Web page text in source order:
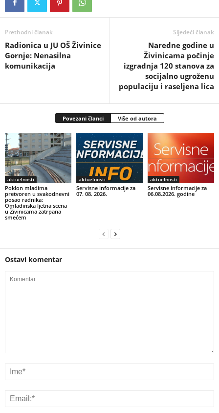
Prethodni članak
Radionica u JU OŠ Živinice
Gornje: Nenasilna
komunikacija
Sljedeći članak
Naredne godine u
Živinicama počinje
izgradnja 120 stanova za
socijalno ugroženu
populaciju i raseljena lica
Povezani članci Više od autora
aktuelnosti
Poklon mladima
pretvoren u svakodnevni
posao radnika:
Omladinska ljetna scena
u Živinicama zatrpana
smećem
aktuelnosti
Servisne informacije za
07. 08. 2026.
aktuelnosti
Servisne informacije za
06.08.2026. godine
Ostavi komentar